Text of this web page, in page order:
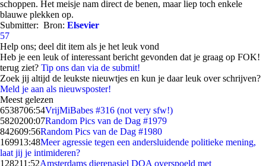
schoppen. Het meisje nam direct de benen, maar liep toch enkele
blauwe plekken op.
Submitter: Bron: Elsevier
57
Help ons; deel dit item als je het leuk vond
Heb je een leuk of interessant bericht gevonden dat je graag op FOK!
terug ziet? Tip ons dan via de submit!
Zoek jij altijd de leukste nieuwtjes en kun je daar leuk over schrijven?
Meld je aan als nieuwsposter!
Meest gelezen
6538706:54VrijMiBabes #316 (not very sfw!)
5820200:07Random Pics van de Dag #1979
842609:56Random Pics van de Dag #1980
169913:48Meer agressie tegen een andersluidende politieke mening,
laat jij je intimideren?
128211:52Amsterdams dierenasiel DOA overspoeld met